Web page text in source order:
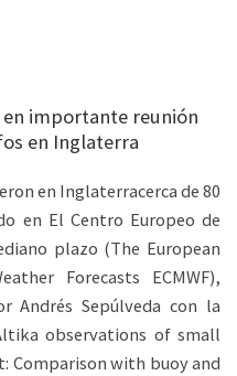
importante reunión
en Inglaterra
en Inglaterracerca de 80
en El Centro Europeo de
plazo (The European
Forecasts ECMWF),
Andrés Sepúlveda con la
observations of small
Comparison with buoy and